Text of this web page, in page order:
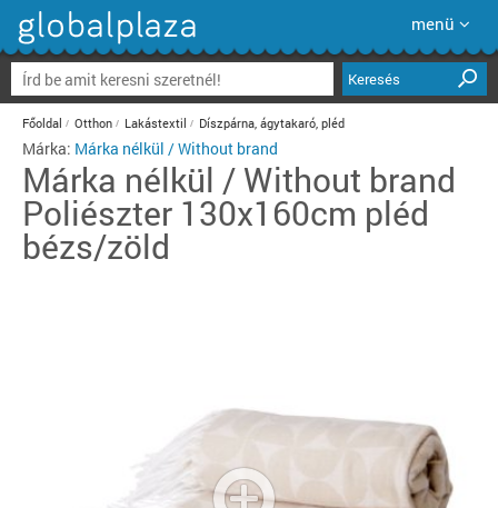
menü
Keresés
Főoldal Otthon Lakástextil Díszpárna, ágytakaró, pléd
Márka: Márka nélkül / Without brand
Márka nélkül / Without brand
Poliészter 130x160cm pléd
bézs/zöld